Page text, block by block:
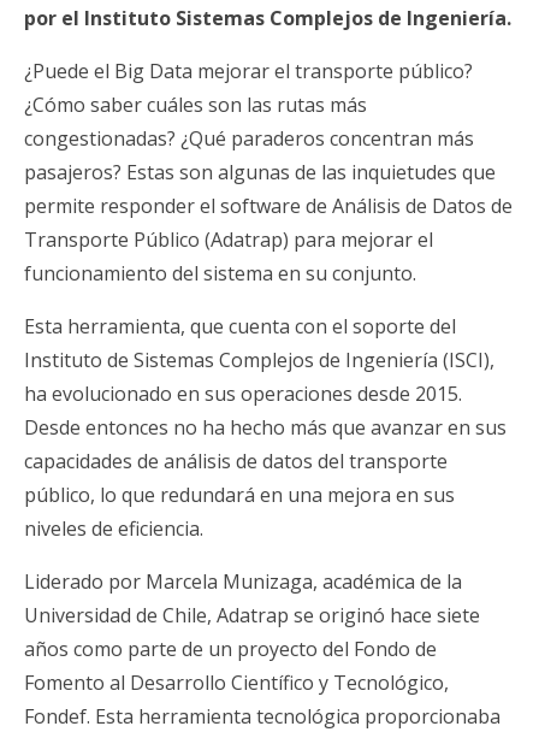
por el Instituto Sistemas Complejos de Ingeniería.
¿Puede el Big Data mejorar el transporte público?
¿Cómo saber cuáles son las rutas más
congestionadas? ¿Qué paraderos concentran más
pasajeros? Estas son algunas de las inquietudes que
permite responder el software de Análisis de Datos de
Transporte Público (Adatrap) para mejorar el
funcionamiento del sistema en su conjunto.
Esta herramienta, que cuenta con el soporte del
Instituto de Sistemas Complejos de Ingeniería (ISCI),
ha evolucionado en sus operaciones desde 2015.
Desde entonces no ha hecho más que avanzar en sus
capacidades de análisis de datos del transporte
público, lo que redundará en una mejora en sus
niveles de eficiencia.
Liderado por Marcela Munizaga, académica de la
Universidad de Chile, Adatrap se originó hace siete
años como parte de un proyecto del Fondo de
Fomento al Desarrollo Científico y Tecnológico,
Fondef. Esta herramienta tecnológica proporcionaba